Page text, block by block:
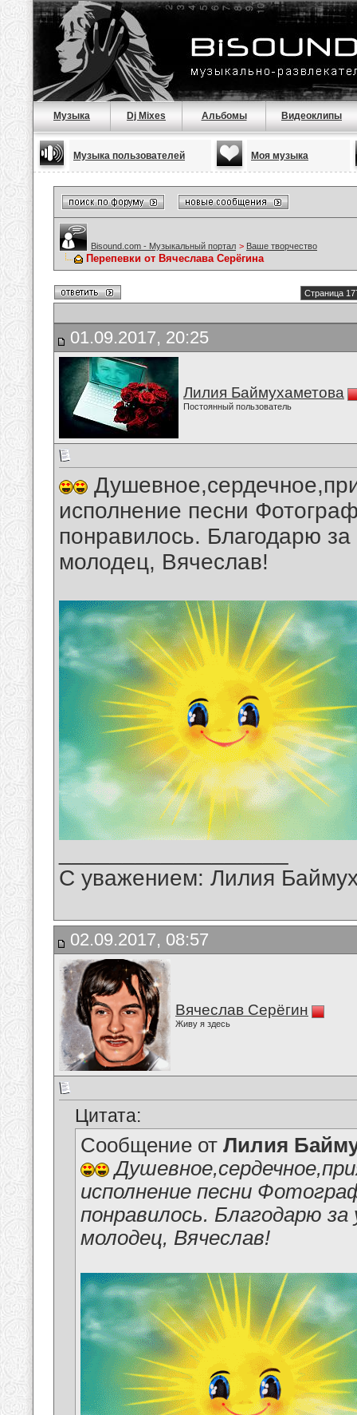
Музыка Dj Mixes Альбомы Видеоклипы
Музыка пользователей Моя музыка
Bisound.com - Музыкальный портал > Ваше творчество
Перепевки от Вячеслава Серёгина
Страница
01.09.2017, 20:25
Лилия Баймухаметова
Постоянный пользователь
исполнение песни
понравилось. Благодарю
молодец, Вячеслав!
С уважением: Лилия
02.09.2017, 08:57
Вячеслав Серёгин
Живу я здесь
Цитата:
Сообщение от Лилия
исполнение песни
понравилось. Благодарю
молодец, Вячеслав!